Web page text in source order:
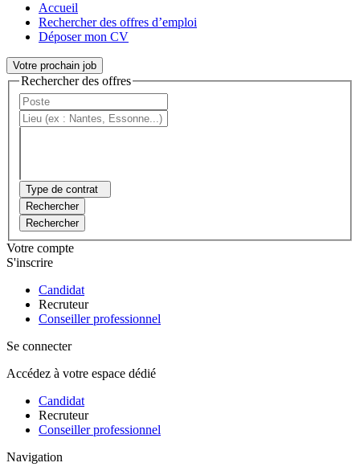
Accueil
Rechercher des offres d’emploi
Déposer mon CV
Votre prochain job
Rechercher des offres
Type de contrat
Rechercher
Rechercher
Votre compte
S'inscrire
Candidat
Recruteur
Conseiller professionnel
Se connecter
Accédez à votre espace dédié
Candidat
Recruteur
Conseiller professionnel
Navigation